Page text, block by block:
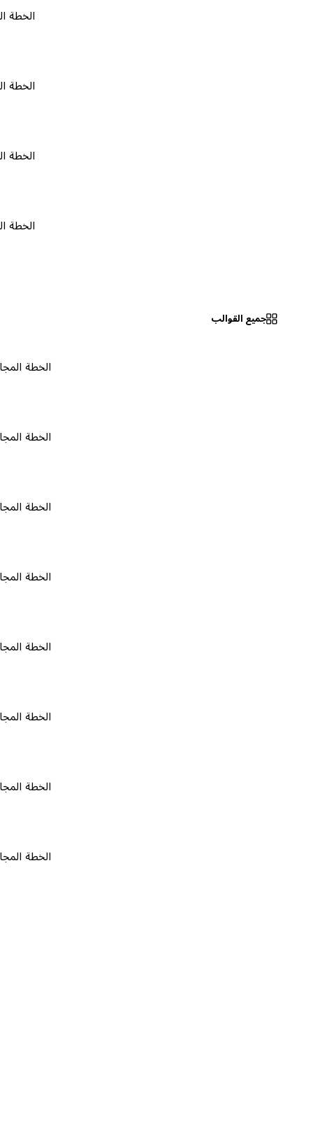
الخطة المجانية
الخطة المجانية
الخطة المجانية
الخطة المجانية
جميع القوالب
الخطة المجانية ٠
الخطة المجانية ٠
الخطة المجانية ٠
الخطة المجانية ٠
الخطة المجانية ٠
الخطة المجانية ٠
الخطة المجانية ٠
الخطة المجانية ٠